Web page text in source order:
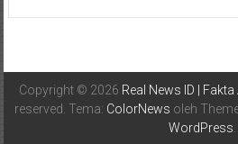
Copyright © 2026 Real News ID |
reserved. Tema: ColorNews oleh
WordPress